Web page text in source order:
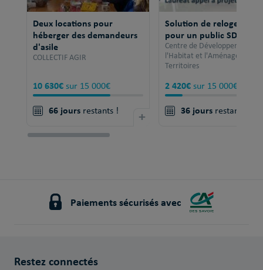
Deux locations pour
héberger des demandeurs
d'asile
COLLECTIF AGIR
10 630€ sur 15 000€
66 jours restants ! +
Solution de relogement
pour un public SDF
Centre de Développement
l'Habitat et l'Aménagement
Territoires
2 420€ sur 15 000€
36 jours restants !
Paiements sécurisés avec
Restez connectés